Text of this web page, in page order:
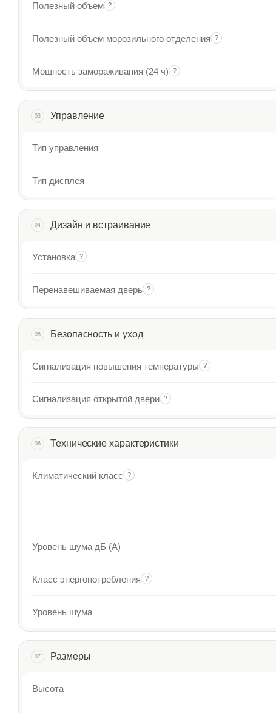
Полезный объем ?
Полезный объем морозильного отделения ?
Мощность замораживания (24 ч) ?
03 Управление
Тип управления
Тип дисплея
04 Дизайн и встраивание
Установка ?
Перенавешиваемая дверь ?
05 Безопасность и уход
Сигнализация повышения температуры ?
Сигнализация открытой двери ?
06 Технические характеристики
Климатический класс ?
Уровень шума дБ (А)
Класс энергопотребления ?
Уровень шума
07 Размеры
Высота